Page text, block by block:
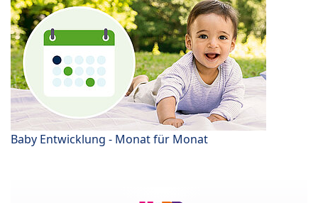
Baby Entwicklung - Monat für Monat